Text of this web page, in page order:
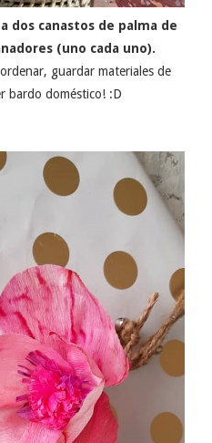
dos canastos de palma de
(uno cada uno).
guardar materiales de
bardo doméstico! :D